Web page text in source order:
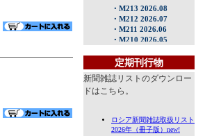
定期刊行物
新聞雑誌リストのダウンロー
ドはこちら。